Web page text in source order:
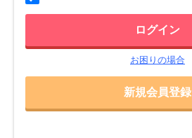
ログイン
お困りの場合
新規会員登録